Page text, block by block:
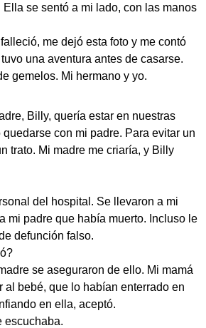
Ella se sentó a mi lado, con las manos
me dejó esta foto y me contó
una aventura antes de casarse.
gemelos. Mi hermano y yo.
Billy, quería estar en nuestras
con mi padre. Para evitar un
trato. Mi madre me criaría, y Billy
del hospital. Se llevaron a mi
mi padre que había muerto. Incluso le
defunción falso.
se aseguraron de ello. Mi mamá
al bebé, que lo habían enterrado en
en ella, aceptó.
escuchaba.